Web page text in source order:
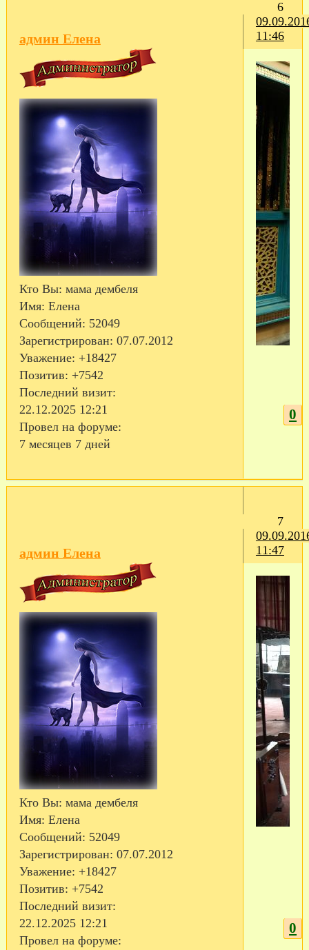
6
11:46
админ Елена
Кто Вы: мама дембеля
Имя: Елена
Сообщений: 52049
Зарегистрирован: 07.07.2012
Уважение: +18427
Позитив: +7542
Последний визит:
22.12.2025 12:21
Провел на форуме:
7 месяцев 7 дней
0
7
11:47
админ Елена
Кто Вы: мама дембеля
Имя: Елена
Сообщений: 52049
Зарегистрирован: 07.07.2012
Уважение: +18427
Позитив: +7542
Последний визит:
22.12.2025 12:21
Провел на форуме:
0